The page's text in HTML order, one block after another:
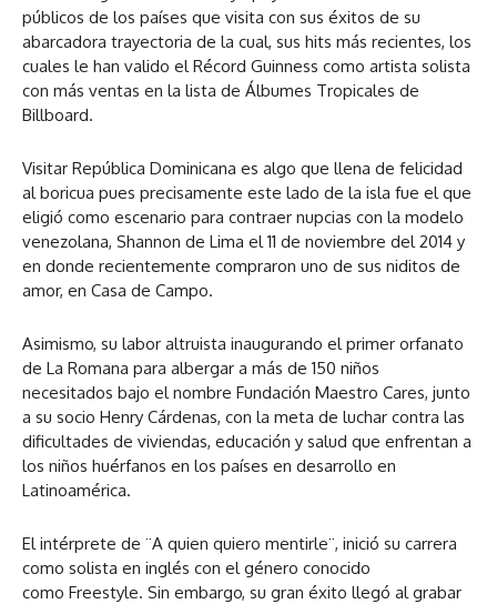
públicos de los países que visita con sus éxitos de su
abarcadora trayectoria de la cual, sus hits más recientes, los
cuales le han valido el Récord Guinness como artista solista
con más ventas en la lista de Álbumes Tropicales de
Billboard.
Visitar República Dominicana es algo que llena de felicidad
al boricua pues precisamente este lado de la isla fue el que
eligió como escenario para contraer nupcias con la modelo
venezolana, Shannon de Lima el 11 de noviembre del 2014 y
en donde recientemente compraron uno de sus niditos de
amor, en Casa de Campo.
Asimismo, su labor altruista inaugurando el primer orfanato
de La Romana para albergar a más de 150 niños
necesitados bajo el nombre Fundación Maestro Cares, junto
a su socio Henry Cárdenas, con la meta de luchar contra las
dificultades de viviendas, educación y salud que enfrentan a
los niños huérfanos en los países en desarrollo en
Latinoamérica.
El intérprete de ¨A quien quiero mentirle¨, inició su carrera
como solista en inglés con el género conocido
como Freestyle. Sin embargo, su gran éxito llegó al grabar